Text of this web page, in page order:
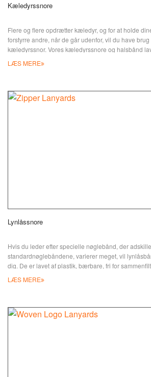
Kæledyrssnore
Flere og flere opdrætter kæledyr, og for at holde
forstyrre andre, når de går udenfor, vil du have
kæledyrssnor. Vores kæledyrssnore og halsbånd
trække 1750 lbs. De kan hjælpe dig med at træne
LÆS MERE
Lynlåssnore
Hvis du leder efter specielle nøglebånd, der
standardnøglebåndene, varierer meget, vil
dig. De er lavet af plastik, bærbare, fri for
passe til ethvert outfit og passer til enhver lejlighed,
LÆS MERE